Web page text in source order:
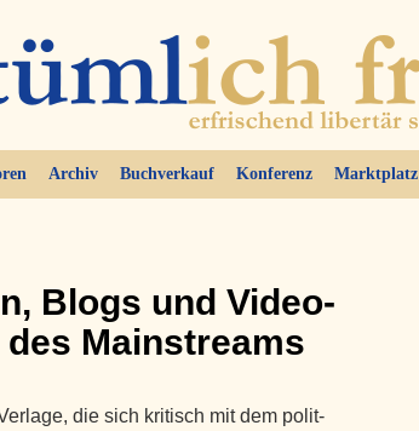
Archiv Buchverkauf Konferenz Marktplatz
Blogs und Video-
Mainstreams
die sich kritisch mit dem polit-